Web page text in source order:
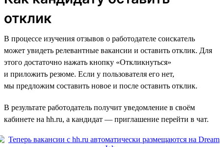
отклик
В процессе изучения отзывов о работодателе соискатель
может увидеть релевантные вакансии и оставить отклик. Для
этого достаточно нажать кнопку «Откликнуться»
и приложить резюме. Если у пользователя его нет,
мы предложим составить новое и после оставить отклик.
В результате работодатель получит уведомление в своём
кабинете на hh.ru, а кандидат — приглашение перейти в чат.